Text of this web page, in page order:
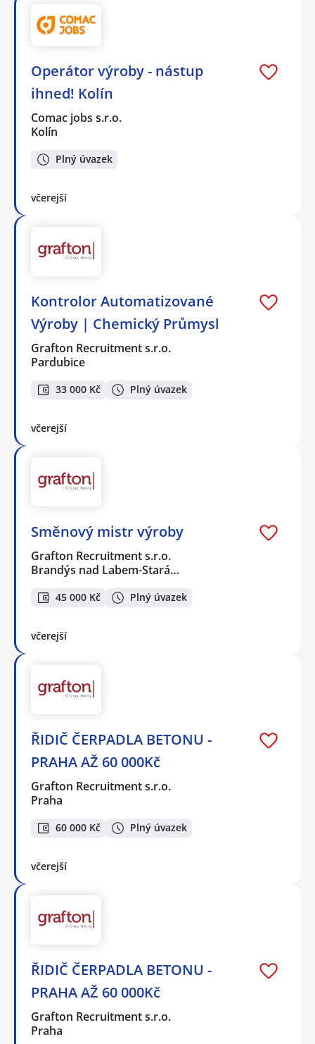
Operátor výroby - nástup
ihned! Kolín
Comac jobs s.r.o.
Kolín
Plný úvazek
včerejší
Kontrolor Automatizované
Výroby | Chemický Průmysl
Grafton Recruitment s.r.o.
Pardubice
33 000 Kč Plný úvazek
včerejší
Směnový mistr výroby
Grafton Recruitment s.r.o.
Brandýs nad Labem-Stará…
45 000 Kč Plný úvazek
včerejší
ŘIDIČ ČERPADLA BETONU -
PRAHA AŽ 60 000Kč
Grafton Recruitment s.r.o.
Praha
60 000 Kč Plný úvazek
včerejší
ŘIDIČ ČERPADLA BETONU -
PRAHA AŽ 60 000Kč
Grafton Recruitment s.r.o.
Praha